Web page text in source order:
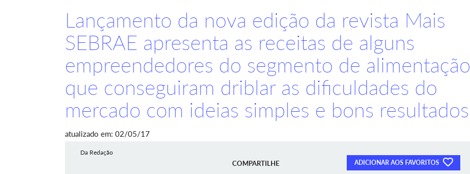
Lançamento da nova edição da revista Mais
SEBRAE apresenta as receitas de alguns
empreendedores do segmento de alimentação
que conseguiram driblar as dificuldades do
mercado com ideias simples e bons resultados
atualizado em: 02/05/17
Da Redação
COMPARTILHE ADICIONAR AOS FAVORITOS